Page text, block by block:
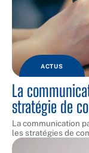
ACTUS
La
stratégie de
La communication
les stratégies de